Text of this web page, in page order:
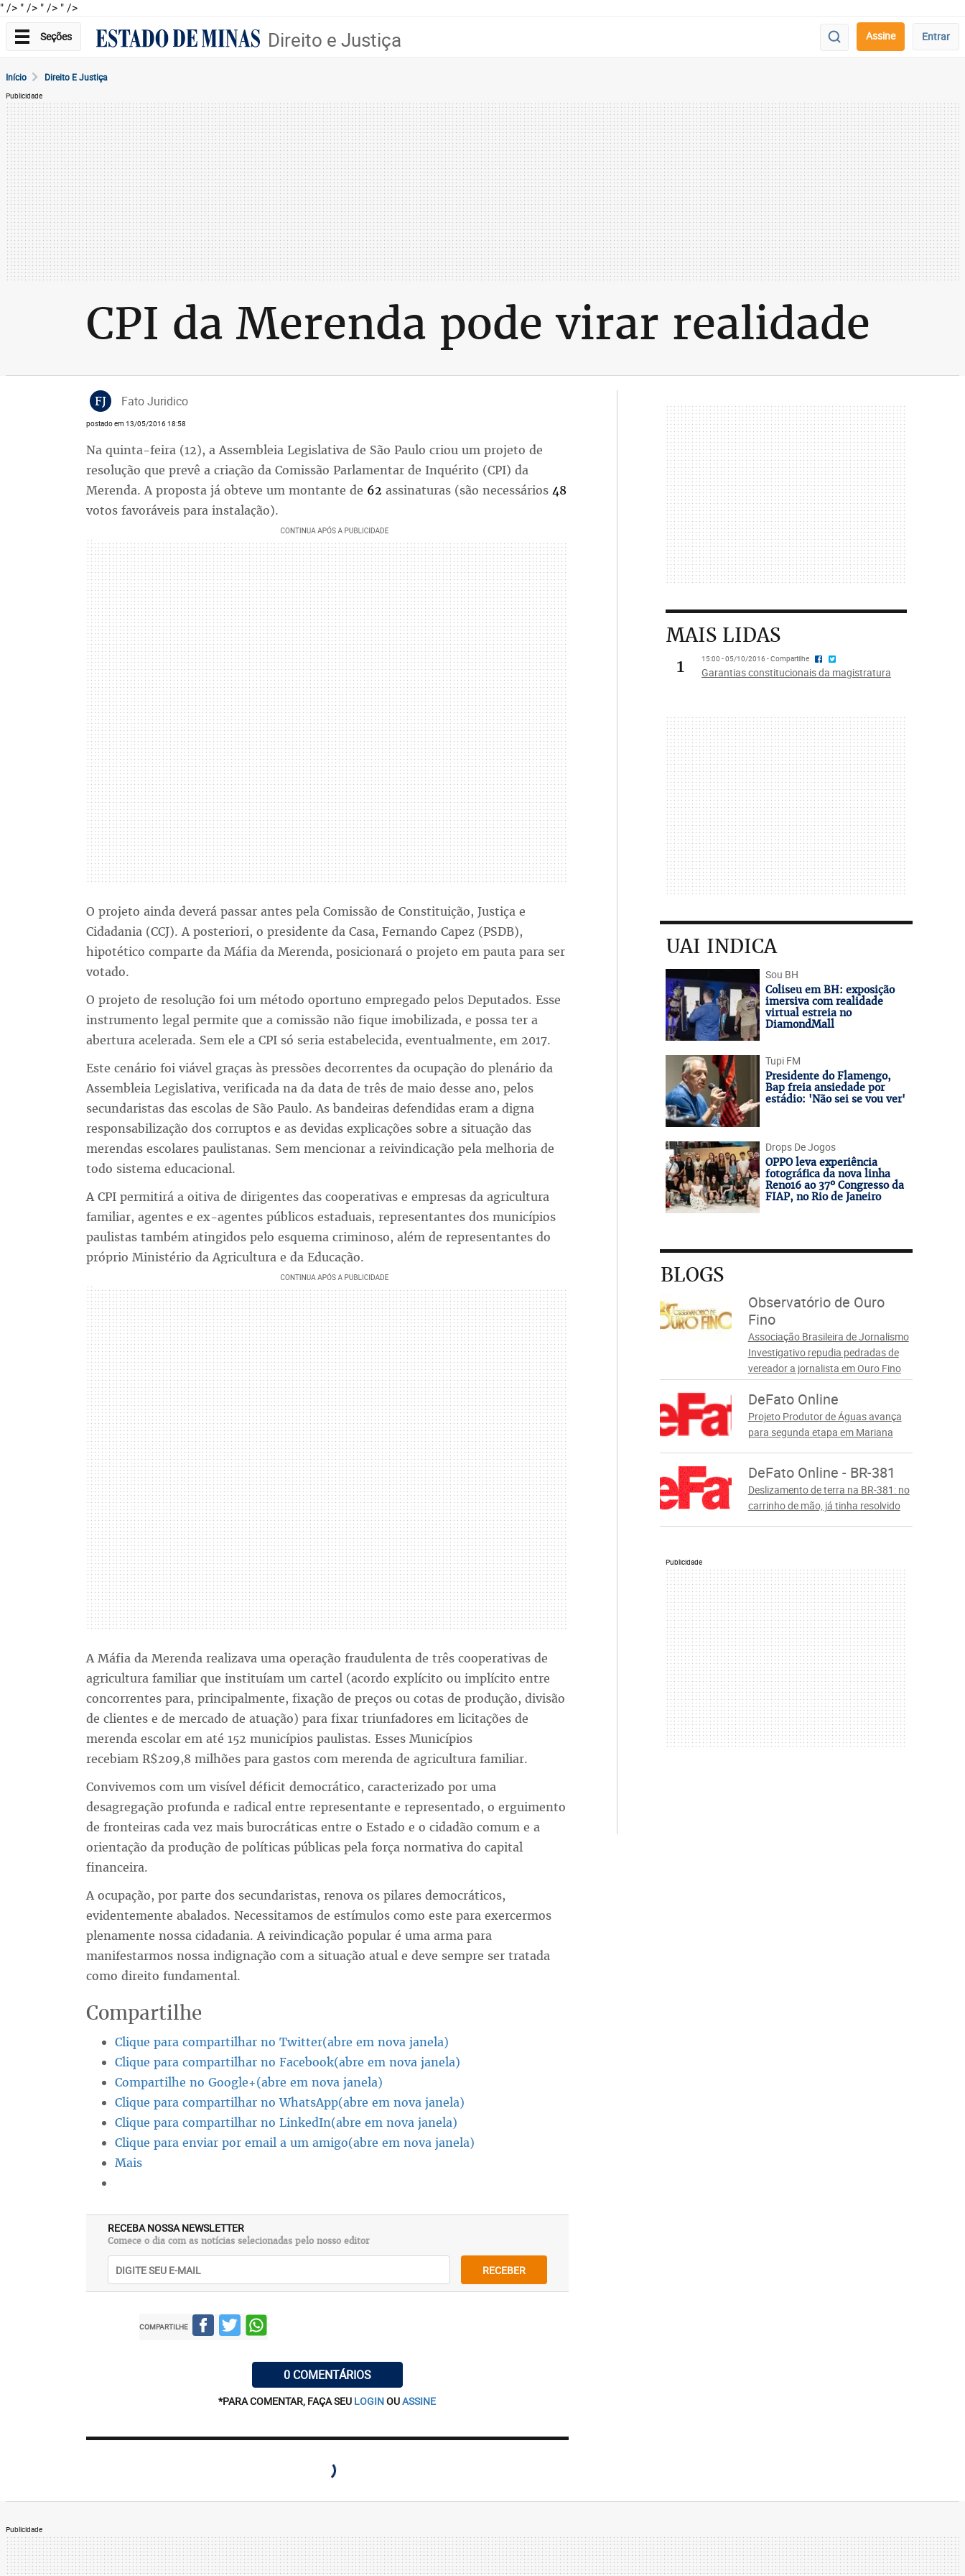
" /> " /> " /> " />
Seções Direito e Justiça Assine Entrar
Início Direito E Justiça
Publicidade
CPI da Merenda pode virar realidade
FJ Fato Juridico
postado em 13/05/2016 18:58
Na quinta-feira (12), a Assembleia Legislativa de São Paulo criou um projeto de
resolução que prevê a criação da Comissão Parlamentar de Inquérito (CPI) da
Merenda. A proposta já obteve um montante de 62 assinaturas (são necessários 48
votos favoráveis para instalação).
O projeto ainda deverá passar antes pela Comissão de Constituição, Justiça e
Cidadania (CCJ). A posteriori, o presidente da Casa, Fernando Capez (PSDB),
hipotético comparte da Máfia da Merenda, posicionará o projeto em pauta para ser
votado.
O projeto de resolução foi um método oportuno empregado pelos Deputados. Esse
instrumento legal permite que a comissão não fique imobilizada, e possa ter a
abertura acelerada. Sem ele a CPI só seria estabelecida, eventualmente, em 2017.
Este cenário foi viável graças às pressões decorrentes da ocupação do plenário da
Assembleia Legislativa, verificada na da data de três de maio desse ano, pelos
secundaristas das escolas de São Paulo. As bandeiras defendidas eram a digna
responsabilização dos corruptos e as devidas explicações sobre a situação das
merendas escolares paulistanas. Sem mencionar a reivindicação pela melhoria de
todo sistema educacional.
A CPI permitirá a oitiva de dirigentes das cooperativas e empresas da agricultura
familiar, agentes e ex-agentes públicos estaduais, representantes dos municípios
paulistas também atingidos pelo esquema criminoso, além de representantes do
próprio Ministério da Agricultura e da Educação.
A Máfia da Merenda realizava uma operação fraudulenta de três cooperativas de
agricultura familiar que instituíam um cartel (acordo explícito ou implícito entre
concorrentes para, principalmente, fixação de preços ou cotas de produção, divisão
de clientes e de mercado de atuação) para fixar triunfadores em licitações de
merenda escolar em até 152 municípios paulistas. Esses Municípios
recebiam R$209,8 milhões para gastos com merenda de agricultura familiar.
Convivemos com um visível déficit democrático, caracterizado por uma
desagregação profunda e radical entre representante e representado, o erguimento
de fronteiras cada vez mais burocráticas entre o Estado e o cidadão comum e a
orientação da produção de políticas públicas pela força normativa do capital
financeira.
A ocupação, por parte dos secundaristas, renova os pilares democráticos,
evidentemente abalados. Necessitamos de estímulos como este para exercermos
plenamente nossa cidadania. A reivindicação popular é uma arma para
manifestarmos nossa indignação com a situação atual e deve sempre ser tratada
como direito fundamental.
Compartilhe
Clique para compartilhar no Twitter(abre em nova janela)
Clique para compartilhar no Facebook(abre em nova janela)
Compartilhe no Google+(abre em nova janela)
Clique para compartilhar no WhatsApp(abre em nova janela)
Clique para compartilhar no LinkedIn(abre em nova janela)
Clique para enviar por email a um amigo(abre em nova janela)
Mais
RECEBA NOSSA NEWSLETTER
Comece o dia com as notícias selecionadas pelo nosso editor
RECEBER
COMPARTILHE
0 COMENTÁRIOS
*PARA COMENTAR, FAÇA SEU LOGINOUASSINE
MAIS LIDAS
1
15:00 - 05/10/2016 - Compartilhe
Garantias constitucionais da magistratura
UAI INDICA
Sou BH
Coliseu em BH: exposição
imersiva com realidade
virtual estreia no
DiamondMall
Tupi FM
Presidente do Flamengo,
Bap freia ansiedade por
estádio: 'Não sei se vou ver'
Drops De Jogos
OPPO leva experiência
fotográfica da nova linha
Reno16 ao 37º Congresso da
FIAP, no Rio de Janeiro
BLOGS
Observatório de Ouro
Fino
Associação Brasileira de Jornalismo
Investigativo repudia pedradas de
vereador a jornalista em Ouro Fino
DeFato Online
Projeto Produtor de Águas avança
para segunda etapa em Mariana
DeFato Online - BR-381
Deslizamento de terra na BR-381: no
carrinho de mão, já tinha resolvido
Publicidade
Publicidade